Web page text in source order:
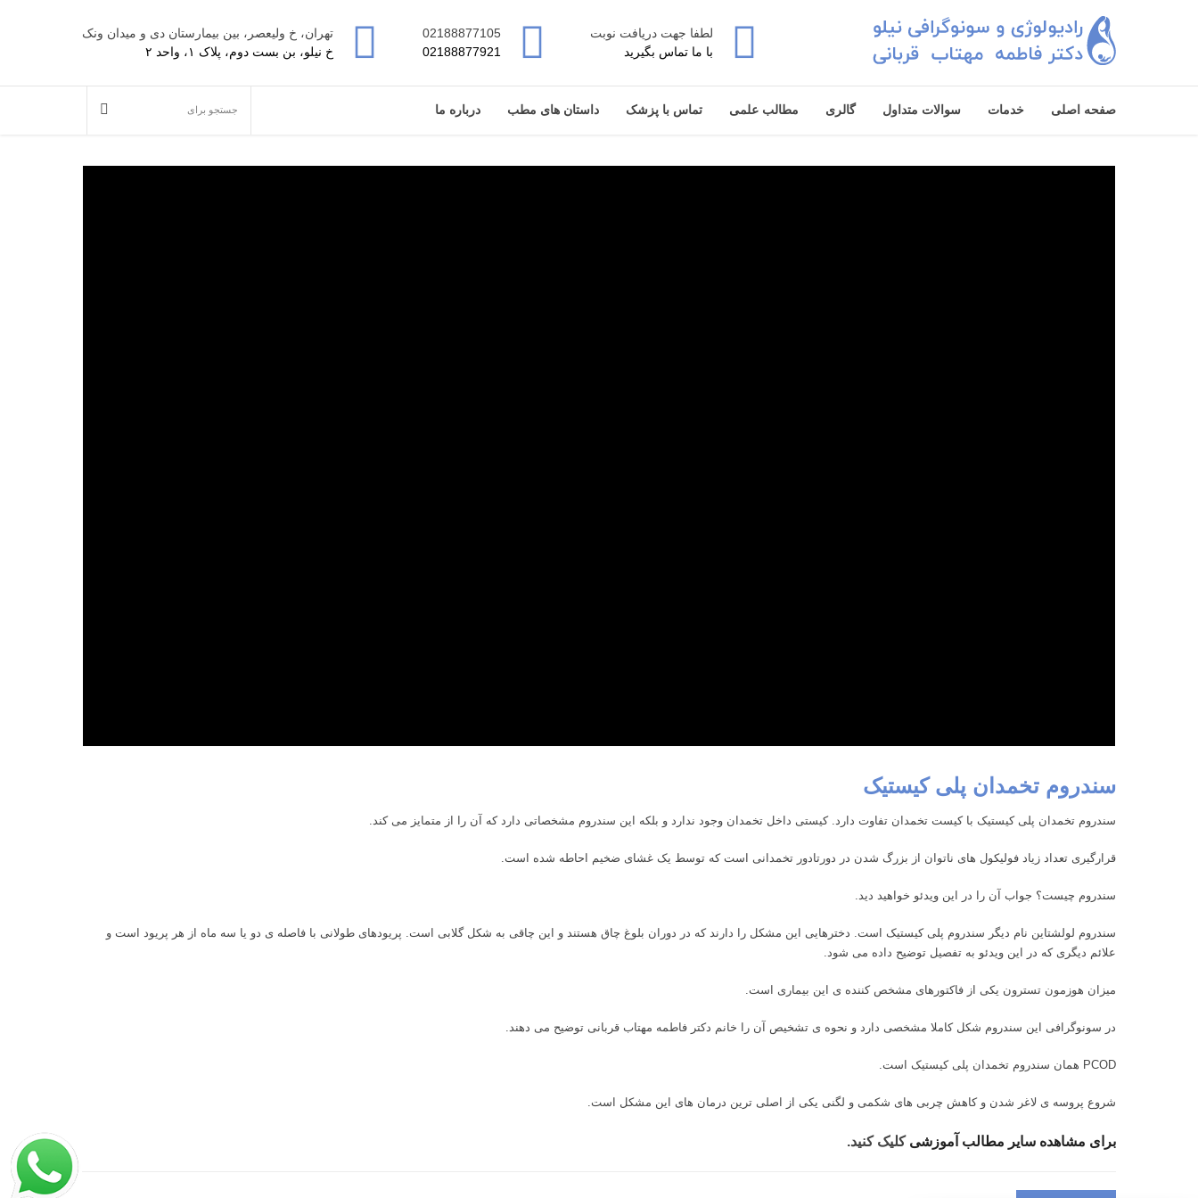
لطفا جهت دریافت نوبت
با ما تماس بگیرید
02188877105
02188877921
تهران، خ ولیعصر، بین بیمارستان دی و میدان ونک
خ نیلو، بن بست دوم، پلاک ۱، واحد ۲
صفحه اصلی خدمات سوالات متداول گالری مطالب علمی تماس با پزشک داستان های مطب درباره ما
سندروم تخمدان پلی کیستیک
سندروم تخمدان پلی کیستیک با کیست تخمدان تفاوت دارد. کیستی داخل تخمدان وجود ندارد و بلکه این سندروم مشخصاتی دارد که آن را از متمایز می کند.
قرارگیری تعداد زیاد فولیکول های ناتوان از بزرگ شدن در دورتادور تخمدانی است که توسط یک غشای ضخیم احاطه شده است.
سندروم چیست؟ جواب آن را در این ویدئو خواهید دید.
سندروم لولشتاین نام دیگر سندروم پلی کیستیک است. دخترهایی این مشکل را دارند که در دوران بلوغ چاق هستند و این چاقی به شکل گلابی است. پریودهای طولانی با فاصله ی دو یا سه ماه از هر پریود است و
علائم دیگری که در این ویدئو به تفصیل توضیح داده می شود.
میزان هوزمون تسترون یکی از فاکتورهای مشخص کننده ی این بیماری است.
در سونوگرافی این سندروم شکل کاملا مشخصی دارد و نحوه ی تشخیص آن را خانم دکتر فاطمه مهتاب قربانی توضیح می دهند.
PCOD همان سندروم تخمدان پلی کیستیک است.
شروع پروسه ی لاغر شدن و کاهش چربی های شکمی و لگنی یکی از اصلی ترین درمان های این مشکل است.
برای مشاهده سایر مطالب آموزشیکلیک کنید.